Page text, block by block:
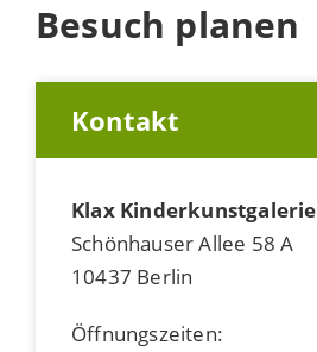
Besuch planen
Kontakt
Klax Kinderkunstgalerie
Schönhauser Allee 58 A
10437 Berlin
Öffnungszeiten: